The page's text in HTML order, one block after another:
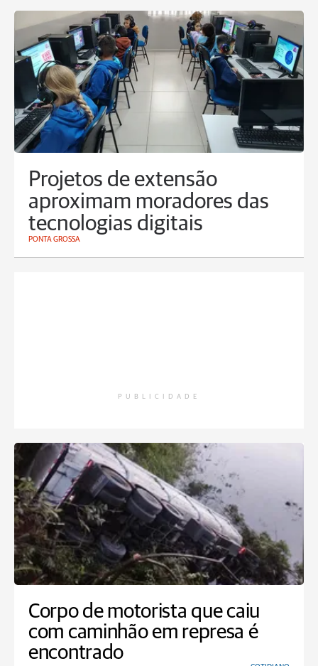
Projetos de extensão
aproximam moradores das
tecnologias digitais
PONTA GROSSA
PUBLICIDADE
Corpo de motorista que caiu
com caminhão em represa é
encontrado